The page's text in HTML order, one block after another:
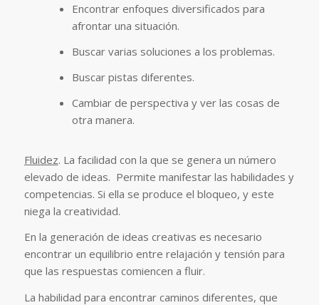
Encontrar enfoques diversificados para
afrontar una situación.
Buscar varias soluciones a los problemas.
Buscar pistas diferentes.
Cambiar de perspectiva y ver las cosas de
otra manera.
Fluidez. La facilidad con la que se genera un número
elevado de ideas. Permite manifestar las habilidades y
competencias. Si ella se produce el bloqueo, y este
niega la creatividad.
En la generación de ideas creativas es necesario
encontrar un equilibrio entre relajación y tensión para
que las respuestas comiencen a fluir.
La habilidad para encontrar caminos diferentes, que